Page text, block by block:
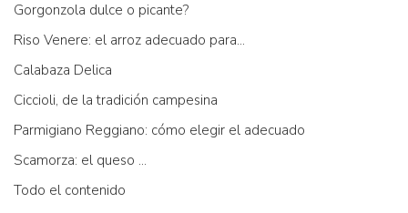
Gorgonzola dulce o picante?
Riso Venere: el arroz adecuado para...
Calabaza Delica
Ciccioli, de la tradición campesina
Parmigiano Reggiano: cómo elegir el adecuado
Scamorza: el queso ...
Todo el contenido